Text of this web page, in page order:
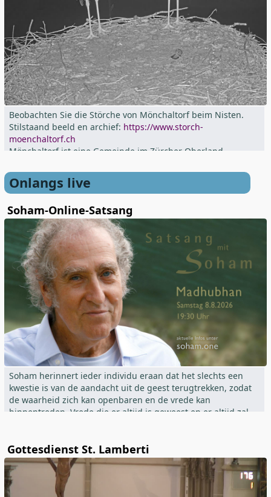
Beobachten Sie die Störche von Mönchaltorf beim Nisten.
Stilstaand beeld en archief: https://www.storch-
moenchaltorf.ch
Mönchaltorf ist eine Gemeinde im Zürcher Oberland
Onlangs live
Soham-Online-Satsang
Soham herinnert ieder individu eraan dat het slechts een
kwestie is van de aandacht uit de geest terugtrekken, zodat
de waarheid zich kan openbaren en de vrede kan
binnentreden. Vrede die er altijd is geweest en er altijd zal
Hoe dit moeiteloos kan, toont Soham op ongecompliceerde
wijze in Satsang.
Verdere informatie:
Gottesdienst St. Lamberti